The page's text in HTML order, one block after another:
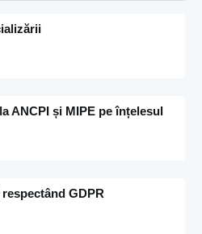
ANCPI și MIPE pe înțelesul
GDPR